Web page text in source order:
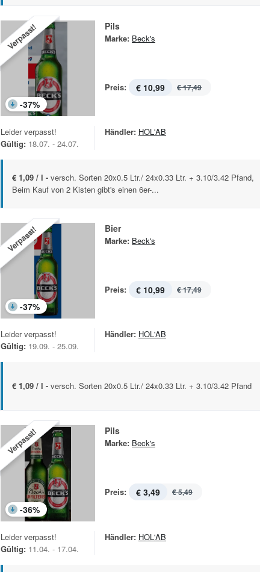
Verpasst!
-37%
Pils
Marke: Beck's
Preis: € 10,99 € 17,49
Leider verpasst!
Gültig: 18.07. - 24.07.
Händler: HOL'AB
€ 1,09 / l - versch. Sorten 20x0.5 Ltr./ 24x0.33 Ltr. + 3.10/3.42 Pfand,
Beim Kauf von 2 Kisten gibt's einen 6er-...
Verpasst!
-37%
Bier
Marke: Beck's
Preis: € 10,99 € 17,49
Leider verpasst!
Gültig: 19.09. - 25.09.
Händler: HOL'AB
€ 1,09 / l - versch. Sorten 20x0.5 Ltr./ 24x0.33 Ltr. + 3.10/3.42 Pfand
Verpasst!
-36%
Pils
Marke: Beck's
Preis: € 3,49 € 5,49
Leider verpasst!
Gültig: 11.04. - 17.04.
Händler: HOL'AB